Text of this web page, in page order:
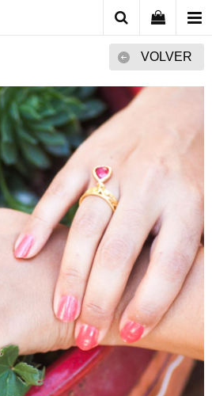
VOLVER